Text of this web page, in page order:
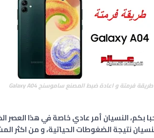
طريقة فرمتة و اعادة ضبط المصنع ﺳﺎﻣﻮﺳﻨﺞ Galaxy A04
بكم، النسيان أمر عادي خاصة في هذا العصر
نتيجة الضغوطات الحياتية، و من اكثر